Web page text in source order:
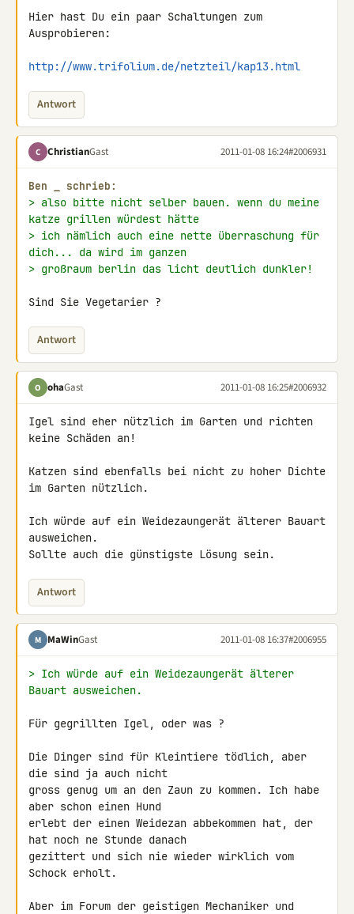
Hier hast Du ein paar Schaltungen zum
Ausprobieren:
http://www.trifolium.de/netzteil/kap13.html
Antwort
C ChristianGast 2011-01-08 16:24#2006931
Ben schrieb:
> also bitte nicht selber bauen. wenn du meine
katze grillen würdest hätte
> ich nämlich auch eine nette überraschung für
dich... da wird im ganzen
> großraum berlin das licht deutlich dunkler!
Sind Sie Vegetarier ?
Antwort
O ohaGast 2011-01-08 16:25#2006932
Igel sind eher nützlich im Garten und richten
keine Schäden an!
Katzen sind ebenfalls bei nicht zu hoher Dichte
im Garten nützlich.
Ich würde auf ein Weidezaungerät älterer Bauart
ausweichen.
Sollte auch die günstigste Lösung sein.
Antwort
M MaWinGast 2011-01-08 16:37#2006955
> Ich würde auf ein Weidezaungerät älterer
Bauart ausweichen.
Für gegrillten Igel, oder was ?
Die Dinger sind für Kleintiere tödlich, aber
die sind ja auch nicht
gross genug um an den Zaun zu kommen. Ich habe
aber schon einen Hund
erlebt der einen Weidezan abbekommen hat, der
hat noch ne Stunde danach
gezittert und sich nie wieder wirklich vom
Schock erholt.
Aber im Forum der geistigen Mechaniker und